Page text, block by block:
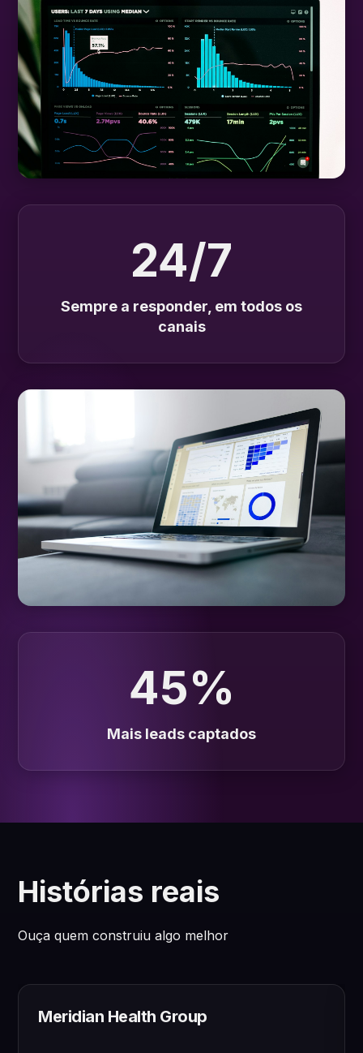
24/7
Sempre a responder, em todos os
canais
45%
Mais leads captados
Histórias reais
Ouça quem construiu algo melhor
Meridian Health Group